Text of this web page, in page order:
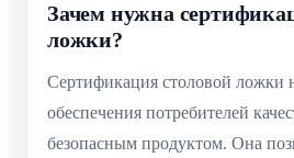
Зачем нужна
ложки?
Сертификация столовой ложки
обеспечения потребителей
безопасным продуктом. Она